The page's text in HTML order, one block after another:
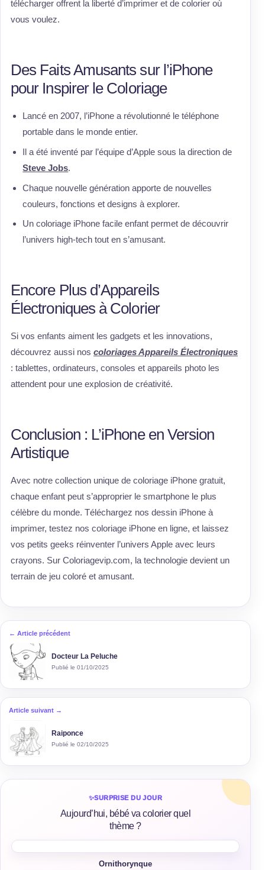
télécharger offrent la liberté d’imprimer et de colorier où
vous voulez.
Des Faits Amusants sur l’iPhone
pour Inspirer le Coloriage
Lancé en 2007, l’iPhone a révolutionné le téléphone
portable dans le monde entier.
Il a été inventé par l’équipe d’Apple sous la direction de
Steve Jobs.
Chaque nouvelle génération apporte de nouvelles
couleurs, fonctions et designs à explorer.
Un coloriage iPhone facile enfant permet de découvrir
l’univers high-tech tout en s’amusant.
Encore Plus d’Appareils
Électroniques à Colorier
Si vos enfants aiment les gadgets et les innovations,
découvrez aussi nos coloriages Appareils Électroniques
: tablettes, ordinateurs, consoles et appareils photo les
attendent pour une explosion de créativité.
Conclusion : L’iPhone en Version
Artistique
Avec notre collection unique de coloriage iPhone gratuit,
chaque enfant peut s’approprier le smartphone le plus
célèbre du monde. Téléchargez nos dessin iPhone à
imprimer, testez nos coloriage iPhone en ligne, et laissez
vos petits geeks réinventer l’univers Apple avec leurs
crayons. Sur Coloriagevip.com, la technologie devient un
terrain de jeu coloré et amusant.
← Article précédent
Docteur La Peluche
Publié le 01/10/2025
Article suivant →
Raiponce
Publié le 02/10/2025
✨SURPRISE DU JOUR
Aujourd’hui, bébé va colorier quel
thème ?
Ornithorynque